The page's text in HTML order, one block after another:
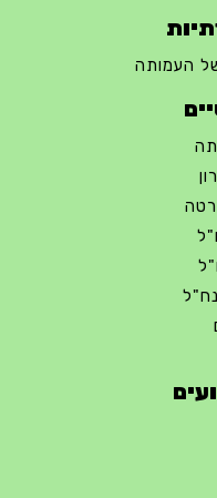
העמותה